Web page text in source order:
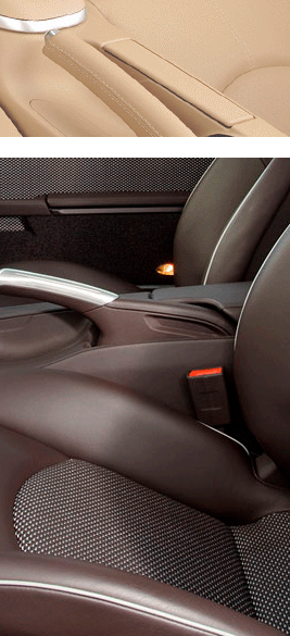
Премиум
900